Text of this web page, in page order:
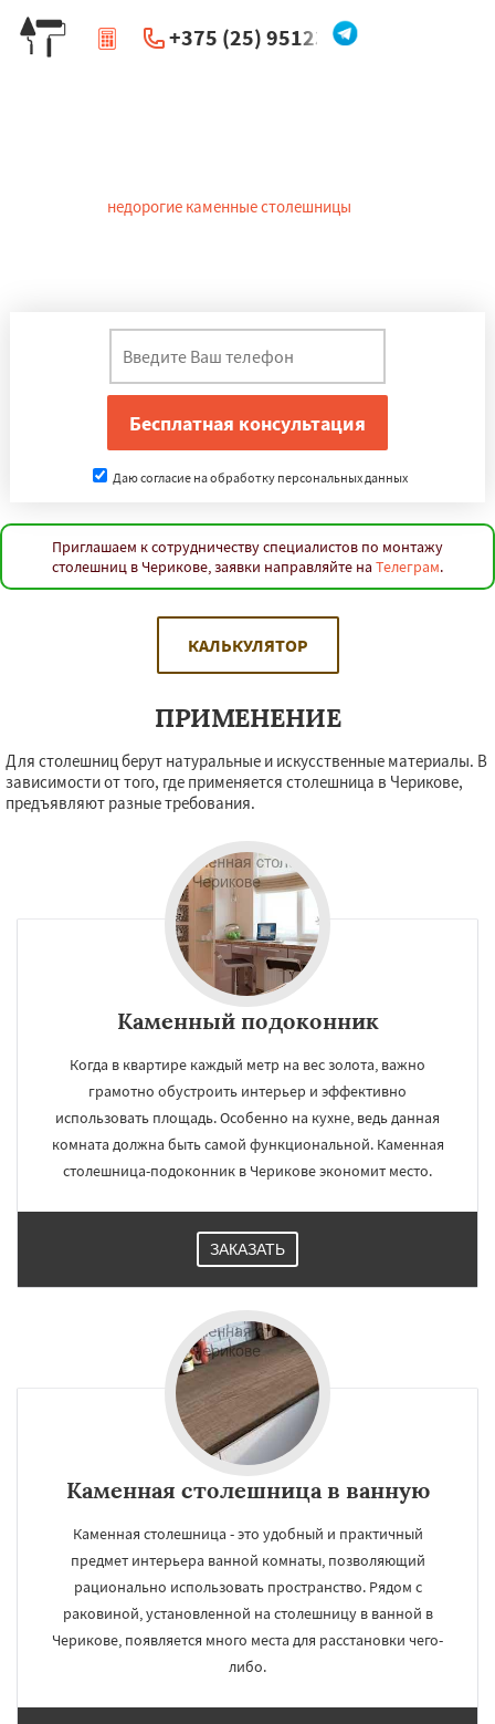
+375 (25) 951234
недорогие каменные столешницы
Даю согласие на обработку персональных данных
Приглашаем к сотрудничеству специалистов по монтажу
столешниц в Черикове, заявки направляйте на Телеграм.
КАЛЬКУЛЯТОР
ПРИМЕНЕНИЕ
Для столешниц берут натуральные и искусственные материалы. В
зависимости от того, где применяется столешница в Черикове,
предъявляют разные требования.
Каменный подоконник
Когда в квартире каждый метр на вес золота, важно
грамотно обустроить интерьер и эффективно
использовать площадь. Особенно на кухне, ведь данная
комната должна быть самой функциональной. Каменная
столешница-подоконник в Черикове экономит место.
ЗАКАЗАТЬ
Каменная столешница в ванную
Каменная столешница - это удобный и практичный
предмет интерьера ванной комнаты, позволяющий
рационально использовать пространство. Рядом с
раковиной, установленной на столешницу в ванной в
Черикове, появляется много места для расстановки чего-
либо.